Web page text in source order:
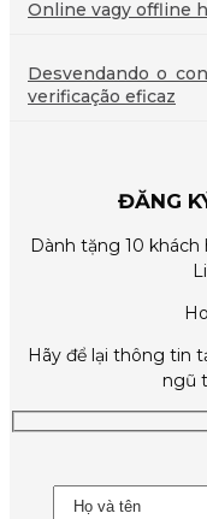
Online vagy offline
Desvendando o
verificação eficaz
ĐĂNG
Dành tặng 10
Hãy để lại thông tin
ngũ